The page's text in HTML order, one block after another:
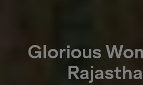
Glorious